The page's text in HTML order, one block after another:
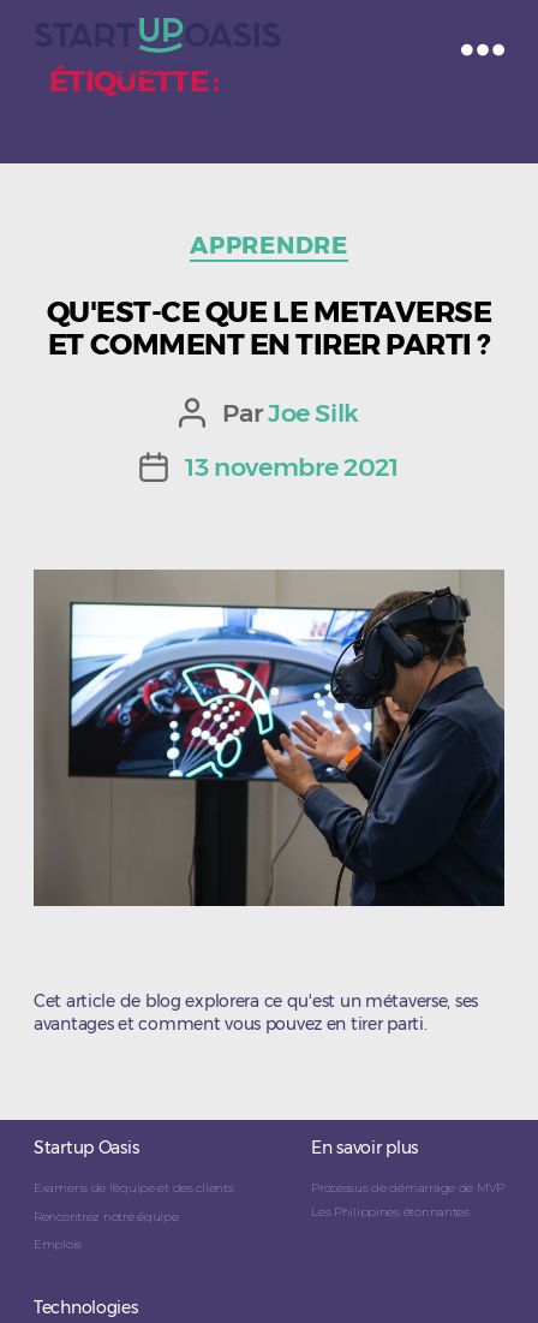
ÉTIQUETTE :
APPRENDRE
QU'EST-CE QUE LE METAVERSE
ET COMMENT EN TIRER PARTI ?
Auteur
de
ParJoe Silk
Date13 novembre 2021
Cet article de blog explorera ce qu'est un métaverse, ses
avantages et comment vous pouvez en tirer parti.
Startup Oasis
Examens de l'équipe et des clients
Rencontrez notre équipe
Emplois
En savoir plus
Processus de démarrage de MVP
Les Philippines étonnantes
Technologies